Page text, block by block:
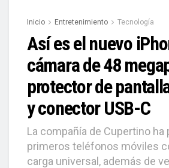
Inicio Entretenimiento Tecnología
Así es el nuevo
cámara de 48
protector de
y conector USB-C
La compañía de Cupertino
primeros teléfonos móviles
carga universal, además de